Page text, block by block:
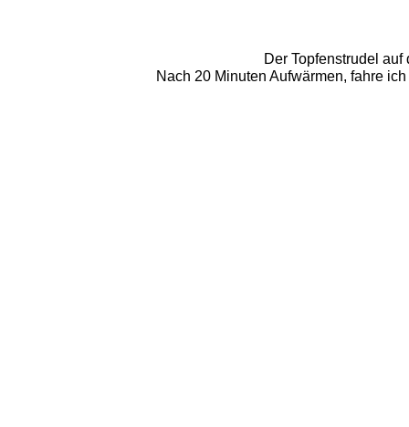
Der Topfenstrudel
Nach 20 Minuten Aufwärmen, fahre